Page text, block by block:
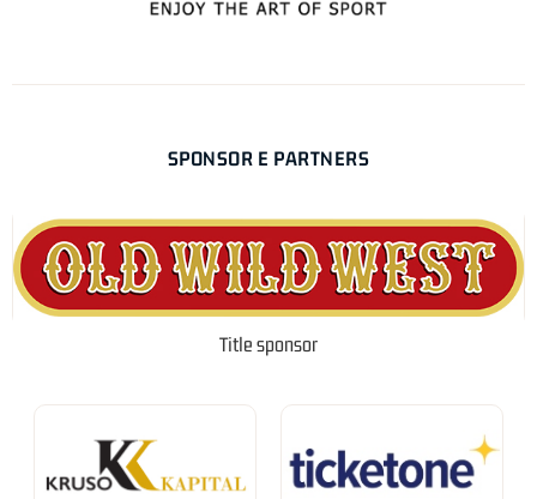
SPONSOR E PARTNERS
Title sponsor